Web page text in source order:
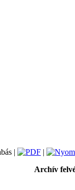
|
|
Archív